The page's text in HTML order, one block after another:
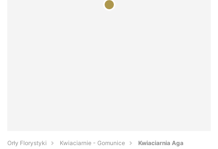
Orły Florystyki Kwiaciarnie - Gomunice Kwiaciarnia Aga